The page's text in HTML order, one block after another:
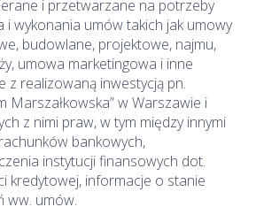
i przetwarzane na potrzeby
i wykonania umów takich jak umowy
budowlane, projektowe, najmu,
umowa marketingowa i inne
z realizowaną inwestycją pn.
Marszałkowska” w Warszawie i
z nimi praw, w tym między innymi
bankowych,
instytucji finansowych dot.
kredytowej, informacje o stanie
ww. umów.